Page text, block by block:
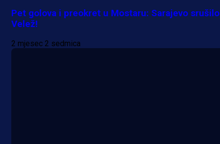
Pet golova i preokret u Mostaru: Sarajevo srušilo
Velež!
2 mjesec 2 sedmica